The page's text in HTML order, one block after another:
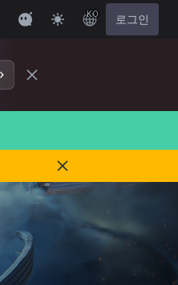
KO 로그인